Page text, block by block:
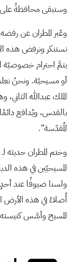
وستبقى محافظةً على
وعّبر المطران عن رفضه
نستنكر ونرفض هذه
يتمَّ احترام خصوصيّة
أو مسيحيّة. ونحنُ
الملك عبدالله
بالقدس، ويُدافع
المُقدّسة”.
وختم المطران حديثه لـ
المسيحيّين في هذه
ولسنا ضيوفًا عند
أُصلاءُ في هذه الأرض
المسيح وأسَّس